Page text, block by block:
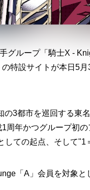
グループ「騎士X -
特設サイトが本日5
の3都市を巡回する東
周年かつグループ初
しての起点、そして
「A」会員を対象